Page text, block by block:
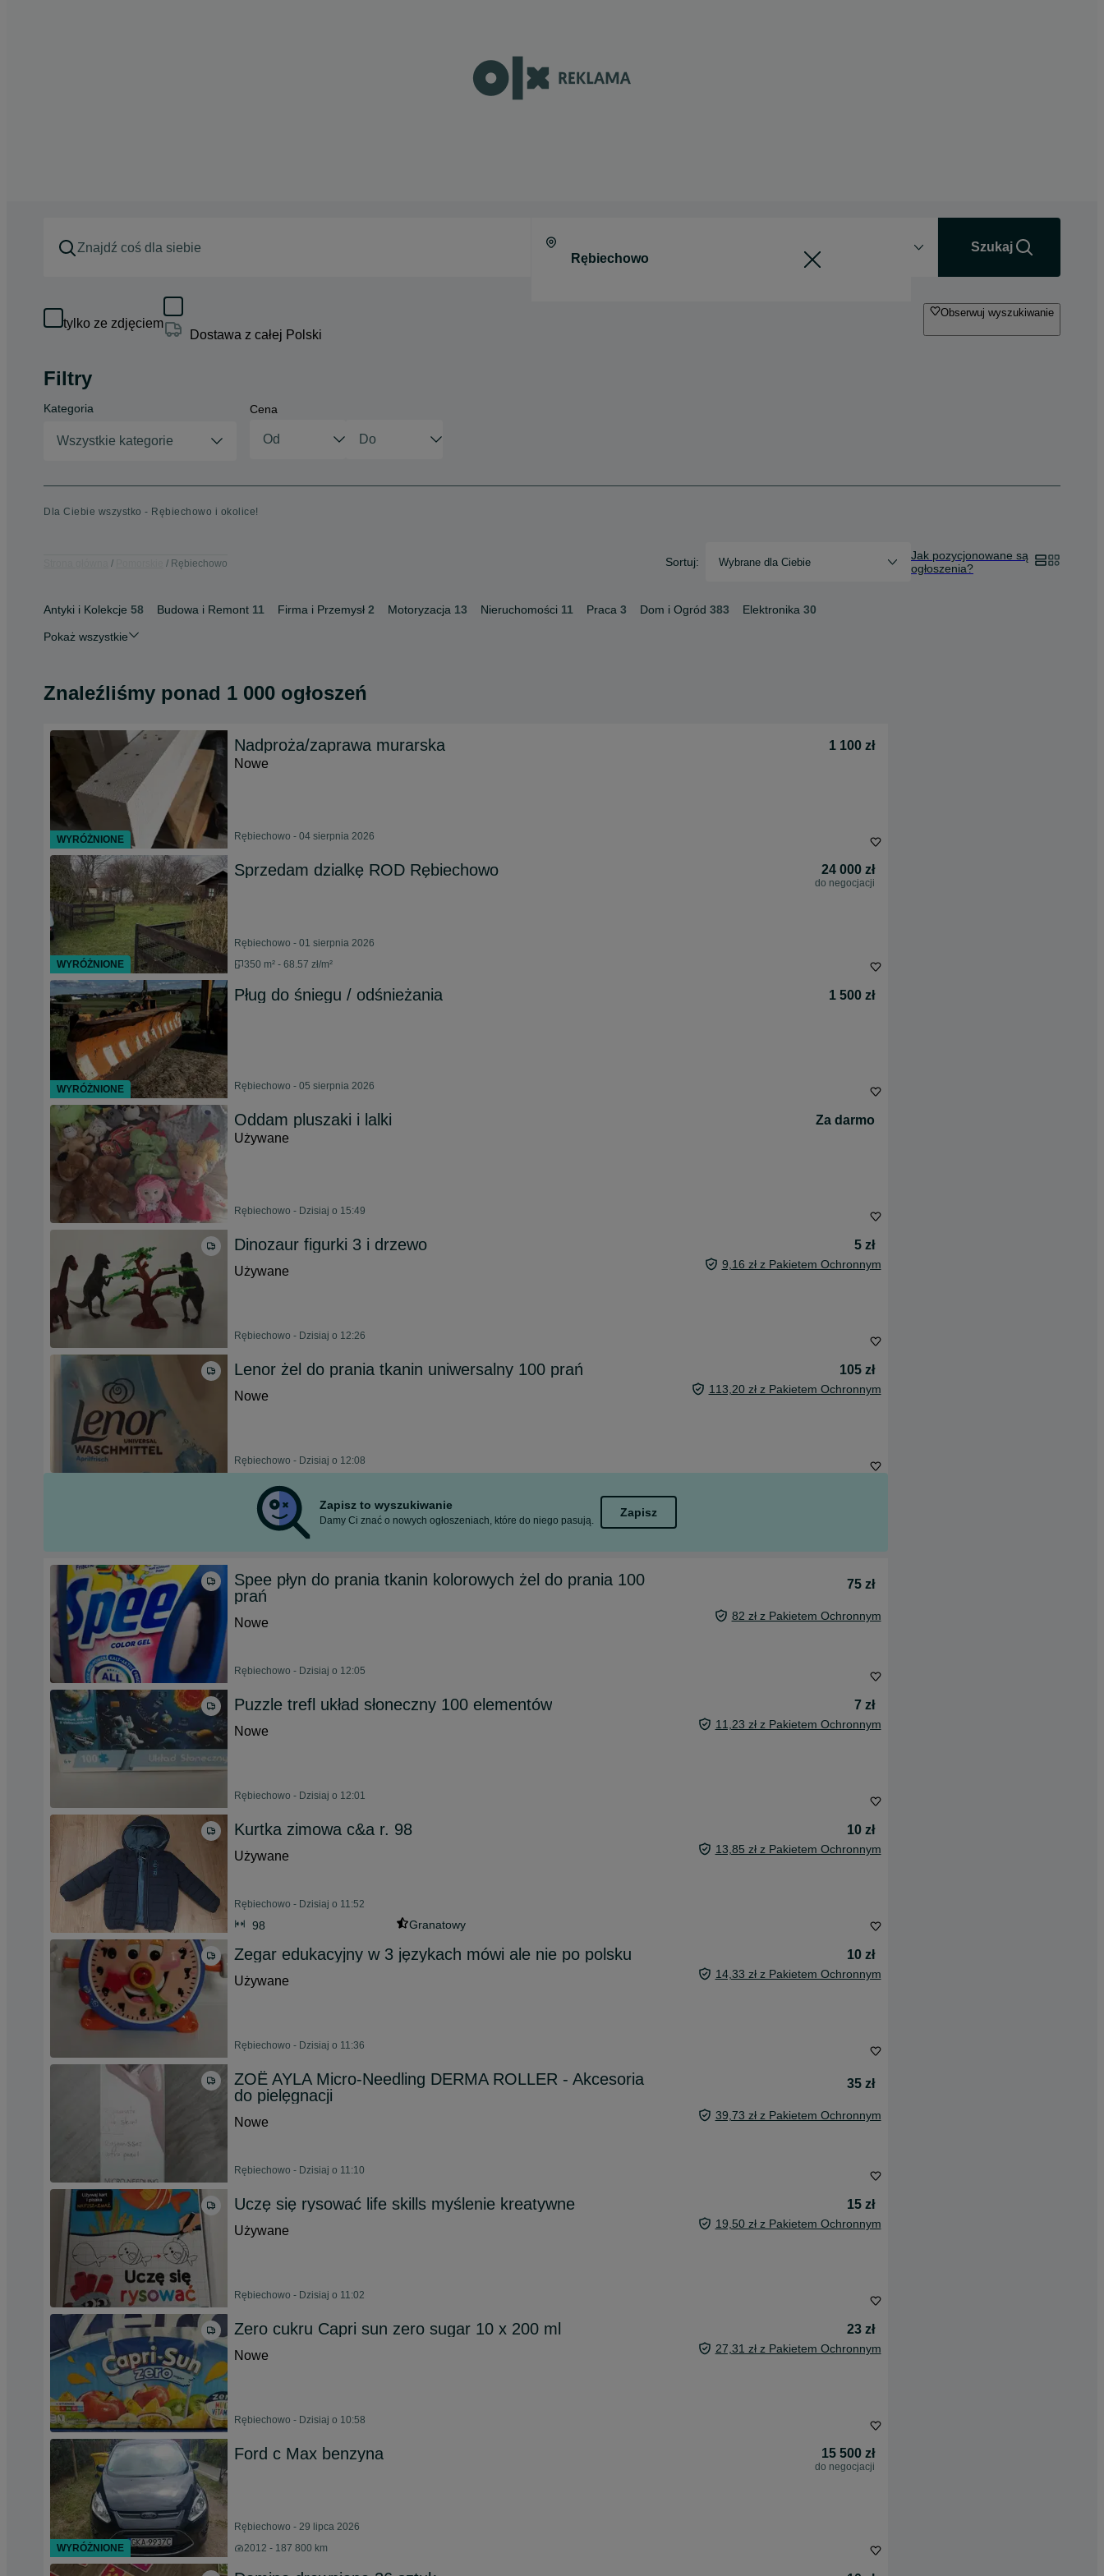
Szukaj
tylko ze zdjęciem
Dostawa z całej Polski
Obserwuj wyszukiwanie
Filtry
Kategoria
Wszystkie kategorie
Cena
Dla Ciebie wszystko - Rębiechowo i okolice!
Rębiechowo Sortuj: Wybrane dla Ciebie
Jak pozycjonowane są
ogłoszenia?
Antyki i Kolekcje 58 Budowa i Remont 11 Firma i Przemysł 2 Motoryzacja 13 Nieruchomości 11 Praca 3 Dom i Ogród 383 Elektronika 30
Pokaż wszystkie
Znaleźliśmy ponad 1 000 ogłoszeń
Nadproża/zaprawa murarska
1 100 zł
Nowe
Rębiechowo - 04 sierpnia 2026
Sprzedam dzialkę ROD Rębiechowo 24 000 zł
do negocjacji
Rębiechowo - 01 sierpnia 2026
350 m² - 68.57 zł/m²
Pług do śniegu / odśnieżania 1 500 zł
Rębiechowo - 05 sierpnia 2026
Oddam pluszaki i lalki
Za darmo
Używane
Rębiechowo - Dzisiaj o 15:49
Dinozaur figurki 3 i drzewo
5 zł
Używane
9,16 zł z Pakietem Ochronnym
Rębiechowo - Dzisiaj o 12:26
Lenor żel do prania tkanin uniwersalny 100 prań
105 zł
Nowe
113,20 zł z Pakietem Ochronnym
Rębiechowo - Dzisiaj o 12:08
Zapisz to wyszukiwanie
Damy Ci znać o nowych ogłoszeniach, które do niego pasują.
Zapisz
Spee płyn do prania tkanin kolorowych żel do prania 100
prań
75 zł
Nowe 82 zł z Pakietem Ochronnym
Rębiechowo - Dzisiaj o 12:05
Puzzle trefl układ słoneczny 100 elementów
7 zł
Nowe
11,23 zł z Pakietem Ochronnym
Rębiechowo - Dzisiaj o 12:01
Kurtka zimowa c&a r. 98
10 zł
Używane
13,85 zł z Pakietem Ochronnym
Rębiechowo - Dzisiaj o 11:52
98 Granatowy
Zegar edukacyjny w 3 językach mówi ale nie po polsku
10 zł
Używane
14,33 zł z Pakietem Ochronnym
Rębiechowo - Dzisiaj o 11:36
ZOË AYLA Micro-Needling DERMA ROLLER - Akcesoria
do pielęgnacji
35 zł
Nowe 39,73 zł z Pakietem Ochronnym
Rębiechowo - Dzisiaj o 11:10
Uczę się rysować life skills myślenie kreatywne
15 zł
Używane
19,50 zł z Pakietem Ochronnym
Rębiechowo - Dzisiaj o 11:02
Zero cukru Capri sun zero sugar 10 x 200 ml
23 zł
Nowe
27,31 zł z Pakietem Ochronnym
Rębiechowo - Dzisiaj o 10:58
Ford c Max benzyna 15 500 zł
do negocjacji
Rębiechowo - 29 lipca 2026
2012 - 187 800 km
WYRÓŻNIONE
WYRÓŻNIONE
WYRÓŻNIONE
WYRÓŻNIONE